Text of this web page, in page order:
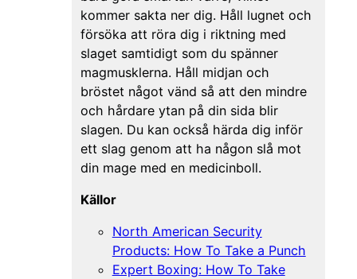
kommer sakta ner dig. Håll lugnet och
försöka att röra dig i riktning med
slaget samtidigt som du spänner
magmusklerna. Håll midjan och
bröstet något vänd så att den mindre
och hårdare ytan på din sida blir
slagen. Du kan också härda dig inför
ett slag genom att ha någon slå mot
din mage med en medicinboll.
Källor
North American Security
Products: How To Take a Punch
Expert Boxing: How To Take